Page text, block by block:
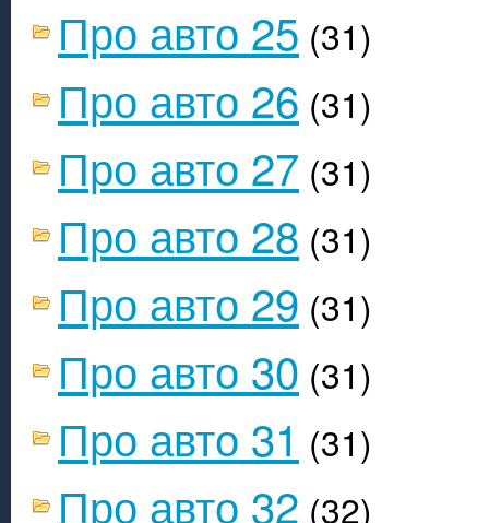
Про авто 25 (31)
Про авто 26 (31)
Про авто 27 (31)
Про авто 28 (31)
Про авто 29 (31)
Про авто 30 (31)
Про авто 31 (31)
Про авто 32 (32)